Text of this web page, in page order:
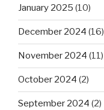
January 2025 (10)
December 2024 (16)
November 2024 (11)
October 2024 (2)
September 2024 (2)